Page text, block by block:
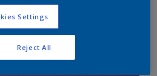
Calculer
Settings
Reject All